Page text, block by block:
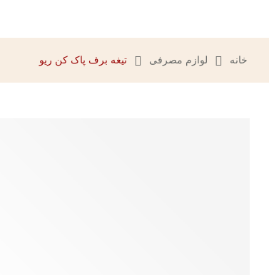
خانه لوازم مصرفی تیغه برف پاک کن ریو